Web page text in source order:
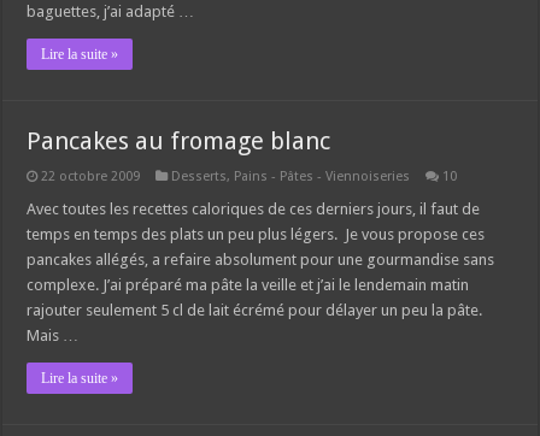
baguettes, j’ai adapté …
Lire la suite »
Pancakes au fromage blanc
22 octobre 2009 Desserts, Pains - Pâtes - Viennoiseries 10
Avec toutes les recettes caloriques de ces derniers jours, il faut de
temps en temps des plats un peu plus légers. Je vous propose ces
pancakes allégés, a refaire absolument pour une gourmandise sans
complexe. J’ai préparé ma pâte la veille et j’ai le lendemain matin
rajouter seulement 5 cl de lait écrémé pour délayer un peu la pâte.
Mais …
Lire la suite »